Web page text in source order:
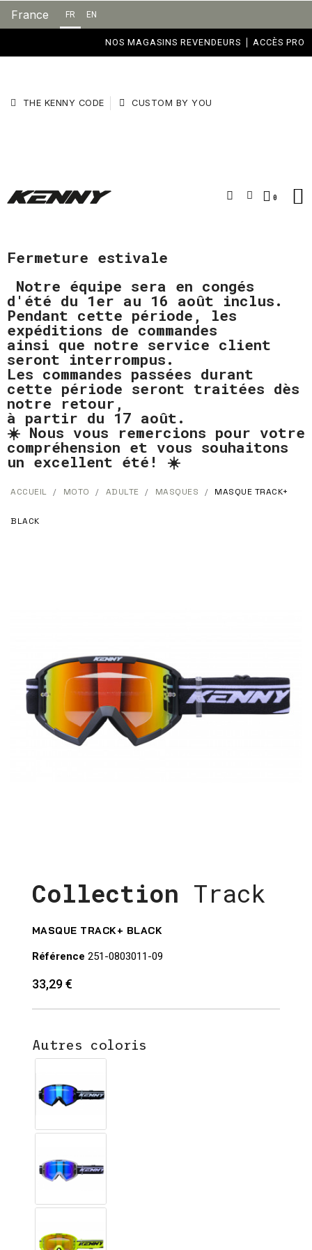
France FR EN
NOS MAGASINS REVENDEURS ACCÈS PRO
THE KENNY CODE CUSTOM BY YOU
Fermeture estivale
Notre équipe sera en congés
d'été du 1er au 16 août inclus.
Pendant cette période, les
expéditions de commandes
ainsi que notre service client
seront interrompus.
Les commandes passées durant
cette période seront traitées dès
notre retour,
à partir du 17 août.
☀️ Nous vous remercions pour votre
compréhension et vous souhaitons
un excellent été! ☀️
ACCUEIL MOTO ADULTE MASQUES MASQUE TRACK+
BLACK
Collection Track
MASQUE TRACK+ BLACK
Référence 251-0803011-09
33,29 €
Autres coloris